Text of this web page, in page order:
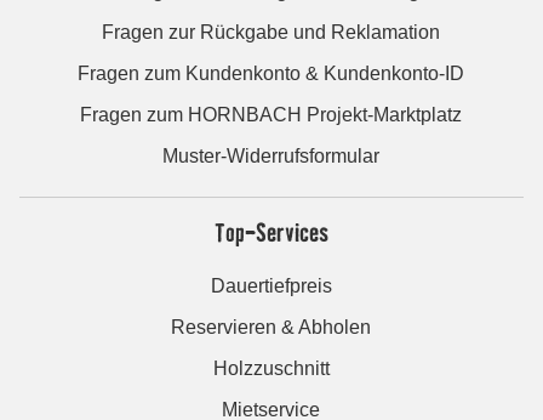
Fragen zur Rückgabe und Reklamation
Fragen zum Kundenkonto & Kundenkonto-ID
Fragen zum HORNBACH Projekt-Marktplatz
Muster-Widerrufsformular
Top-Services
Dauertiefpreis
Reservieren & Abholen
Holzzuschnitt
Mietservice